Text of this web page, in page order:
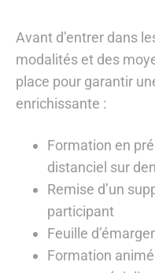
Avant d’entrer dans
modalités et des
place pour garantir
enrichissante :
Formation en
distanciel sur
Remise d’un
participant
Feuille
Formation